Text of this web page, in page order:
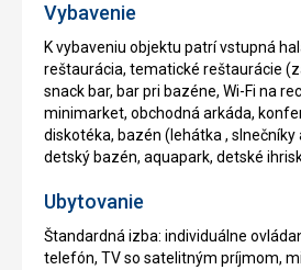
Vybavenie
K vybaveniu objektu patrí vstupná
reštaurácia, tematické reštaurácie
snack bar, bar pri bazéne, Wi-Fi na
minimarket, obchodná arkáda,
diskotéka, bazén (lehátka , slnečníky
detský bazén, aquapark, detské
Ubytovanie
Štandardná izba: individuálne
telefón, TV so satelitným príjmom,